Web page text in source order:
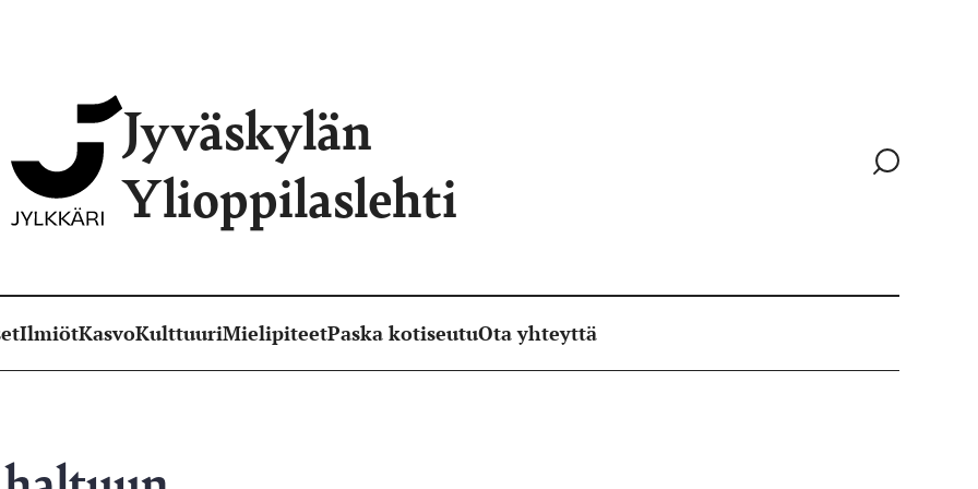
Jyväskylän
Ylioppilaslehti
Siirry
IlmiötKasvoKulttuuriMielipiteetPaska kotiseutuOta yhteyttä